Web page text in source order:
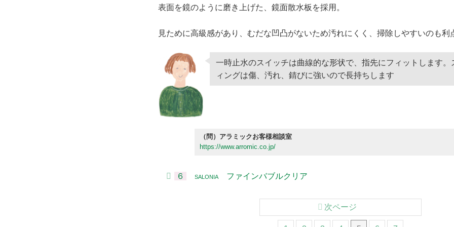
表面を鏡のように磨き上げた、鏡面散水板を採用。
見ために高級感があり、むだな凹凸がないため汚れにくく、掃除しやすいのも利
一時止水のスイッチは曲線的な形状で、指先にフィットします。
ィングは傷、汚れ、錆びに強いので長持ちします
（問）アラミックお客様相談室
https://www.arromic.co.jp/
６ SALONIA ファインバブルクリア
次ページ